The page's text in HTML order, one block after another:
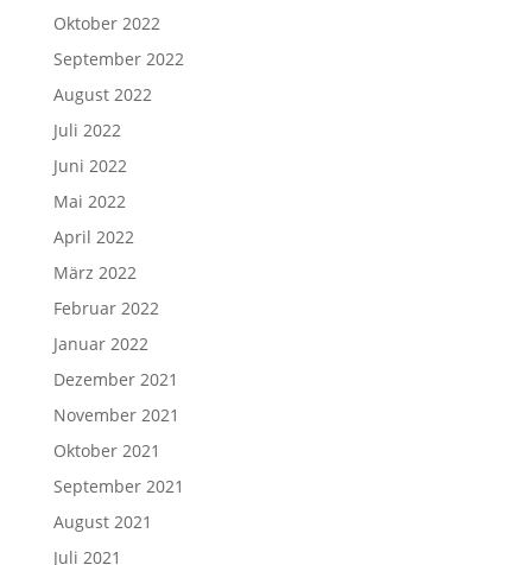
Oktober 2022
September 2022
August 2022
Juli 2022
Juni 2022
Mai 2022
April 2022
März 2022
Februar 2022
Januar 2022
Dezember 2021
November 2021
Oktober 2021
September 2021
August 2021
Juli 2021